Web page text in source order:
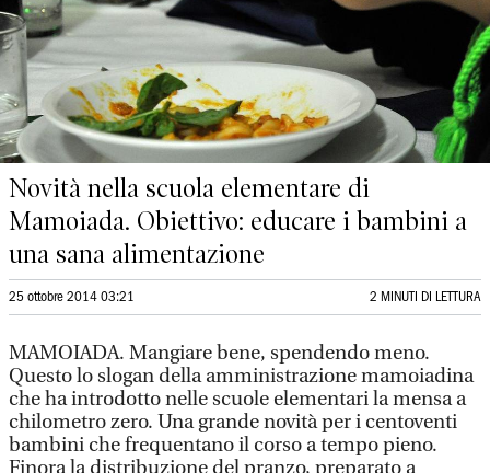
Novità nella scuola elementare di
Mamoiada. Obiettivo: educare i bambini a
una sana alimentazione
25 ottobre 2014 03:21 2 MINUTI DI LETTURA
MAMOIADA. Mangiare bene, spendendo meno.
Questo lo slogan della amministrazione mamoiadina
che ha introdotto nelle scuole elementari la mensa a
chilometro zero. Una grande novità per i centoventi
bambini che frequentano il corso a tempo pieno.
Finora la distribuzione del pranzo, preparato a